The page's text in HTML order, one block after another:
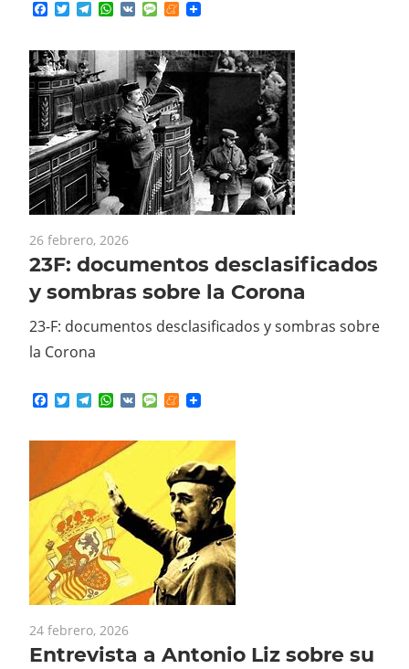
Facebook
TwitterTelegram
WhatsApp
VK MessageMeneame
26 febrero, 2026
23F: documentos desclasificados
y sombras sobre la Corona
23-F: documentos desclasificados y sombras sobre
la Corona
Facebook
TwitterTelegram
WhatsApp
VK MessageMeneame
24 febrero, 2026
Entrevista a Antonio Liz sobre su